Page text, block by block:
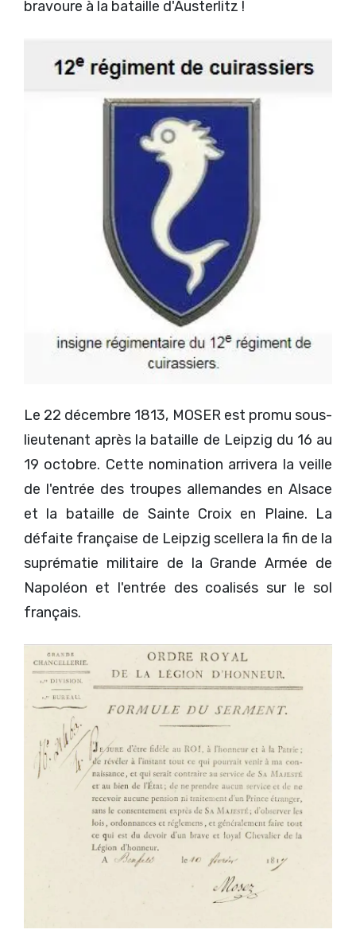
bravoure à la bataille d'Austerlitz !
Le 22 décembre 1813, MOSER est promu sous-
lieutenant après la bataille de Leipzig du 16 au
19 octobre. Cette nomination arrivera la veille
de l'entrée des troupes allemandes en Alsace
et la bataille de Sainte Croix en Plaine. La
défaite française de Leipzig scellera la fin de la
suprématie militaire de la Grande Armée de
Napoléon et l'entrée des coalisés sur le sol
français.